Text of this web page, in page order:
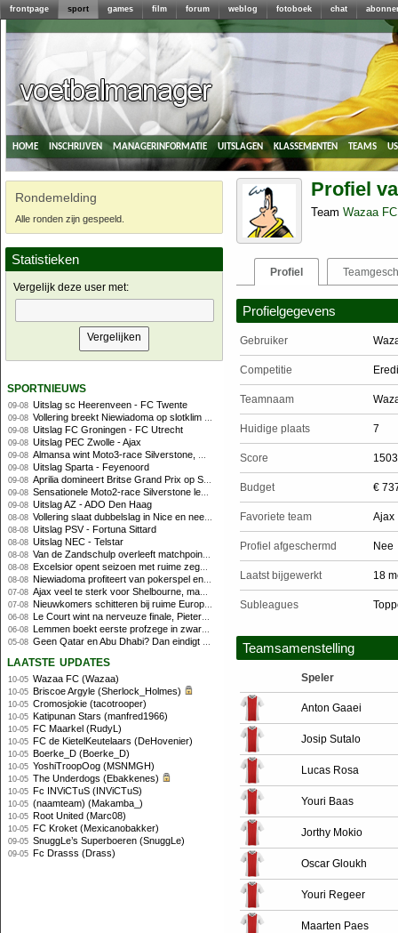
frontpage sport games film forum weblog fotoboek chat
home inschrijven managerinformatie uitslagen klassementen teams
Rondemelding
Alle ronden zijn gespeeld.
Statistieken
Vergelijk deze user met:
sportnieuws
09-08 Uitslag sc Heerenveen - FC Twente
09-08 Vollering breekt Niewiadoma op slotklim en pakt tweede eindzege
09-08 Uitslag FC Groningen - FC Utrecht
09-08 Uitslag PEC Zwolle - Ajax
09-08 Almansa wint Moto3-race Silverstone, Uriarte profiteert niet van afwezige kampioenschapsleider
09-08 Uitslag Sparta - Feyenoord
09-08 Aprilia domineert Britse Grand Prix op Silverstone met dubbele top-3
09-08 Sensationele Moto2-race Silverstone levert nieuwe winnaar op, Nederlanders buiten de punten
09-08 Uitslag AZ - ADO Den Haag
08-08 Vollering slaat dubbelslag in Nice en neemt geel over
08-08 Uitslag PSV - Fortuna Sittard
08-08 Uitslag NEC - Telstar
08-08 Van de Zandschulp overleeft matchpoints, ook Griekspoor verder in Montreal
08-08 Excelsior opent seizoen met ruime zege op promovendus Cambuur
08-08 Niewiadoma profiteert van pokerspel en grijpt geel op Ventoux
07-08 Ajax veel te sterk voor Shelbourne, maar houdt schade beperkt
07-08 Nieuwkomers schitteren bij ruime Europese zege FC Twente
06-08 Le Court wint na nerveuze finale, Pieterse derde
06-08 Lemmen boekt eerste profzege in zware Ronde van Polen-rit
05-08 Geen Qatar en Abu Dhabi? Dan eindigt Formule 1-seizoen mogelijk in Europa
laatste updates
10-05 Wazaa FC (Wazaa)
10-05 Briscoe Argyle (Sherlock_Holmes)
10-05 Cromosjokie (tacotrooper)
10-05 Katipunan Stars (manfred1966)
10-05 FC Maarkel (RudyL)
10-05 FC de KietelKeutelaars (DeHovenier)
10-05 Boerke_D (Boerke_D)
10-05 YoshiTroopOog (MSNMGH)
10-05 The Underdogs (Ebakkenes)
10-05 Fc INViCTuS (INViCTuS)
10-05 (naamteam) (Makamba_)
10-05 Root United (Marc08)
10-05 FC Kroket (Mexicanobakker)
09-05 SnuggLe’s Superboeren (SnuggLe)
09-05 Fc Drasss (Drass)
Profiel
Team Wazaa FC
Profiel
Profielgegevens
Gebruiker
Competitie
Teamnaam
Huidige plaats 7
Score 1503
Budget €
Favoriete team Ajax
Profiel afgeschermd Nee
Laatst bijgewerkt 18
Subleagues
Teamsamenstelling
Speler
Anton Gaaei
Josip Sutalo
Lucas Rosa
Youri Baas
Jorthy Mokio
Oscar Gloukh
Youri Regeer
Maarten Paes